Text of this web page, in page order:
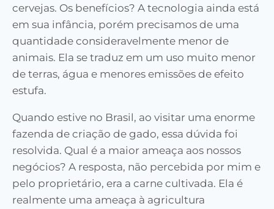
cervejas. Os benefícios? A tecnologia ainda está
em sua infância, porém precisamos de uma
quantidade consideravelmente menor de
animais. Ela se traduz em um uso muito menor
de terras, água e menores emissões de efeito
estufa.
Quando estive no Brasil, ao visitar uma enorme
fazenda de criação de gado, essa dúvida foi
resolvida. Qual é a maior ameaça aos nossos
negócios? A resposta, não percebida por mim e
pelo proprietário, era a carne cultivada. Ela é
realmente uma ameaça à agricultura